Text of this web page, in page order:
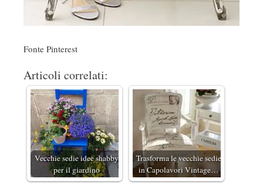
Fonte Pinterest
Articoli correlati:
Vecchie sedie idee shabby
per il giardino
Trasforma le vecchie sedie
in Capolavori Vintage…